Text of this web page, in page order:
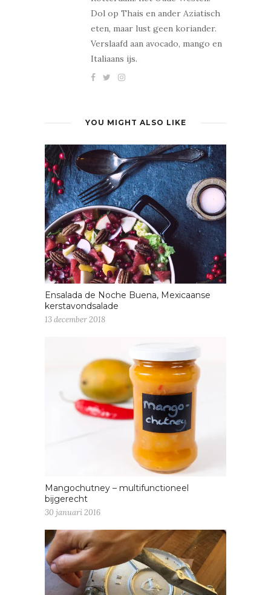
Dol op Thais en ander Aziatisch
eten, maar lust geen koriander.
Verslaafd aan avocado, mango en
Italiaans ijs.
YOU MIGHT ALSO LIKE
Ensalada de Noche Buena, Mexicaanse
kerstavondsalade
13 december 2018
Mangochutney – multifunctioneel
bijgerecht
30 januari 2016